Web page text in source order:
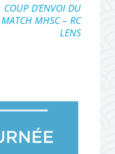
COUP D’ENVOI DU
MATCH MHSC – RC
LENS